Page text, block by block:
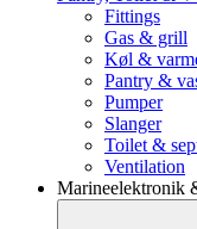
Fittings
Gas & grill
Køl &
Pantry &
Pumper
Slanger
Toilet &
Ventilation
Marineelektronik